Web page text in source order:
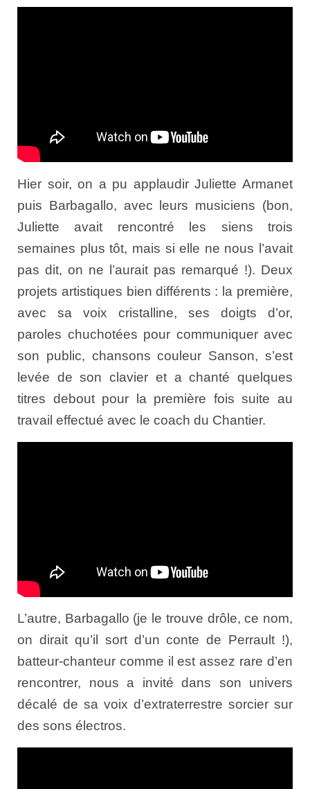
Hier soir, on a pu applaudir Juliette Armanet
puis Barbagallo, avec leurs musiciens (bon,
Juliette avait rencontré les siens trois
semaines plus tôt, mais si elle ne nous l’avait
pas dit, on ne l’aurait pas remarqué !). Deux
projets artistiques bien différents : la première,
avec sa voix cristalline, ses doigts d’or,
paroles chuchotées pour communiquer avec
son public, chansons couleur Sanson, s’est
levée de son clavier et a chanté quelques
titres debout pour la première fois suite au
travail effectué avec le coach du Chantier.
L’autre, Barbagallo (je le trouve drôle, ce nom,
on dirait qu’il sort d’un conte de Perrault !),
batteur-chanteur comme il est assez rare d’en
rencontrer, nous a invité dans son univers
décalé de sa voix d’extraterrestre sorcier sur
des sons électros.